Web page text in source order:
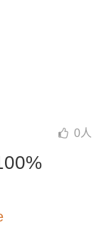
0人